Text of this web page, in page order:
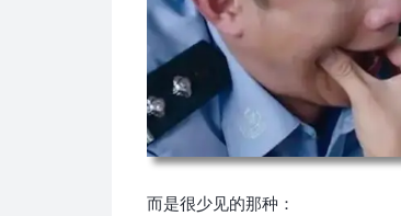
而是很少见的那种：